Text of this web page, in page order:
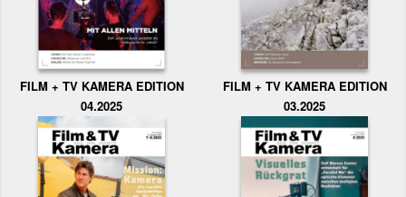
FILM + TV KAMERA EDITION
04.2025
FILM + TV KAMERA EDITION
03.2025